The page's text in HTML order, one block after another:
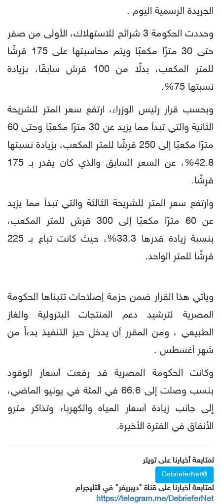
الجريدة الرسمية اليوم .
وحددت الحكومة 3 شرائح للاستهلاك، الأولى من صفر
حتى 30 مترًا مكعبًا ويتم محاسبتها على 175 قرشًا
للمتر المكعب، بدلًا من 100 قرش سابقًا، بزيادة
نسبتها 75%.
وبحسب قرار رئيس الوزراء، ارتفع سعر المتر للشريحة
الثانية والتي تبدأ مما يزيد عن 30 مترًا مكعبًا وحتى 60
مترًا مكعبًا إلى 250 قرشًا للمتر المكعب، بزيادة نسبتها
42.8%، عن السعر السابق والذي كان يقدر بـ 175
قرشًا.
وارتفع سعر المتر للشريحة الثالثة والتي تبدأ مما يزيد
عن 60 مترًا مكعبًا إلى 300 قرش للمتر المكعب،
بنسبة زيادة قدرها 33.3%، حيث كانت تباع بـ 225
قرشًا للمتر الواحد.
ويأتي هذا القرار ضمن حزمة إصلاحات تتبناها الحكومة
المصرية لترشيد دعم المنتجات البترولية والغاز
الطبيعي ، ومن المقرر أن يدخل حيز التنفيذ بدءاً من
شهر أغسطس .
وكانت الحكومة المصرية قد رفعت أسعار الوقود
بنسب وصلت إلى 66.6 في المئة في يونيو الماضي،
إلى جانب زيادة أسعار المياه والكهرباء وتذاكر مترو
الأنفاق في الفترة الأخيرة.
لمتابعة أخبارنا على تويتر
@DebrieferNet
لمتابعة أخبارنا على قناة "ديبريفر" في التليجرام
https://telegram.me/DebrieferNet